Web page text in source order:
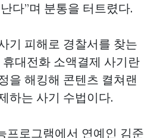
다”며 분통을 터트렸다.
기 피해로 경찰서를 찾는
대전화 소액결제 사기란
을 해킹해 콘텐츠 켤쳐랜
하는 사기 수법이다.
프로그램에서 연예인 김준